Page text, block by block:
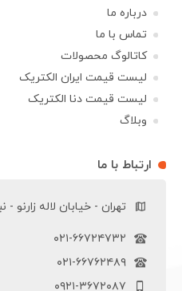
درباره ما
تماس با ما
کاتالوگ محصولات
لیست قیمت ایران الکتریک
لیست قیمت دنا الکتریک
وبلاگ
ارتباط با ما
تهران - خیابان لاله
۰۲۱-۶۶۷۲۴۷۳۲
۰۲۱-۶۶۷۶۲۴۸۹
۰۹۲۱-۳۶۷۲۰۸۷